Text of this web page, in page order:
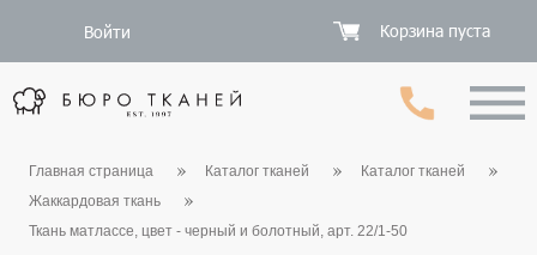
Войти Корзина пуста
Главная страница Каталог тканей
Каталог тканей
Жаккардовая ткань
Ткань матлассе, цвет - черный и болотный, арт. 22/1-50